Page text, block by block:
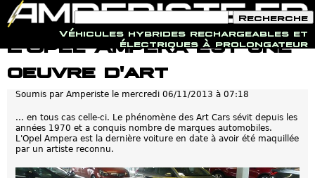
Jump to navigation
Véhicules hybrides rechargeables et
électriques à prolongateur
o
r
m
l
a
i
r
d
e
r
e
h
e
c
h
r
c
e
L'Opel Ampera est une
oeuvre d'art
Soumis par Amperiste le mercredi 06/11/2013 à 07:18
... en tous cas celle-ci. Le phénomène des Art Cars sévit depuis les
années 1970 et a conquis nombre de marques automobiles.
L'Opel Ampera est la dernière voiture en date à avoir été maquillée
par un artiste reconnu.